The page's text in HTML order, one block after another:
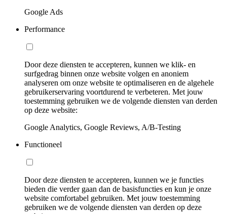
Google Ads
Performance
Door deze diensten te accepteren, kunnen we klik- en
surfgedrag binnen onze website volgen en anoniem
analyseren om onze website te optimaliseren en de algehele
gebruikerservaring voortdurend te verbeteren. Met jouw
toestemming gebruiken we de volgende diensten van derden
op deze website:
Google Analytics, Google Reviews, A/B-Testing
Functioneel
Door deze diensten te accepteren, kunnen we je functies
bieden die verder gaan dan de basisfuncties en kun je onze
website comfortabel gebruiken. Met jouw toestemming
gebruiken we de volgende diensten van derden op deze